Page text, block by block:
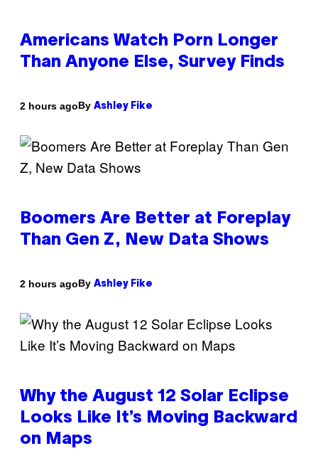
Americans Watch Porn Longer
Than Anyone Else, Survey Finds
2 hours agoBy Ashley Fike
Boomers Are Better at Foreplay
Than Gen Z, New Data Shows
2 hours agoBy Ashley Fike
Why the August 12 Solar Eclipse
Looks Like It’s Moving Backward
on Maps